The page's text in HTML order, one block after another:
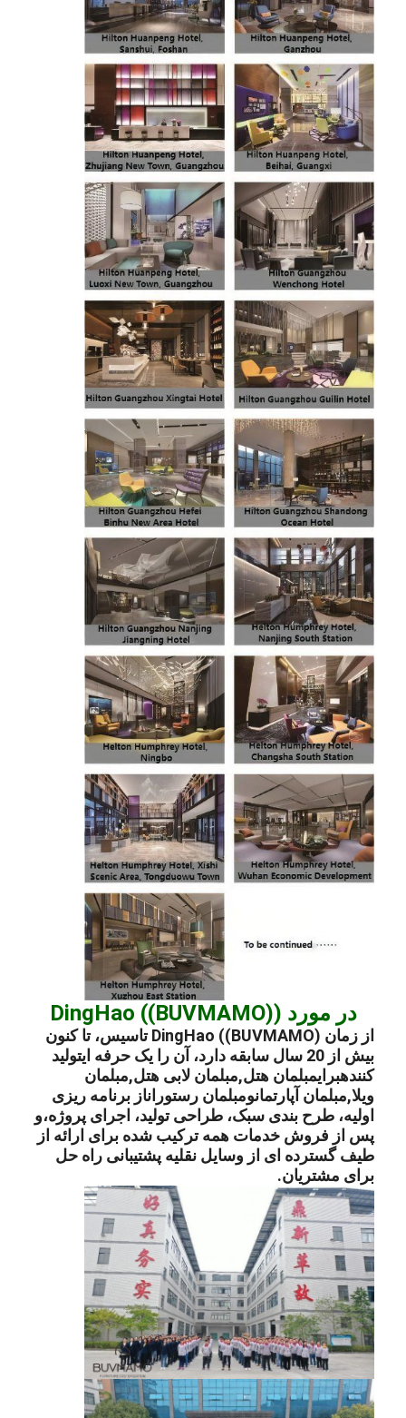
در مورد DingHao ((BUVMAMO))
از زمان DingHao ((BUVMAMO) تاسیس، تا کنون
بیش از 20 سال سابقه دارد، آن را یک حرفه ای
تولید
کنندهبرایمبلمان هتل,مبلمان لابی هتل,مبلمان
ویلا,مبلمان آپارتمانومبلمان رستوراناز برنامه ریزی
اولیه، طرح بندی سبک، طراحی تولید، اجرای پروژه،و
پس از فروش خدمات همه ترکیب شده برای ارائه از
طیف گسترده ای از وسایل نقلیه پشتیبانی راه حل
برای مشتریان.